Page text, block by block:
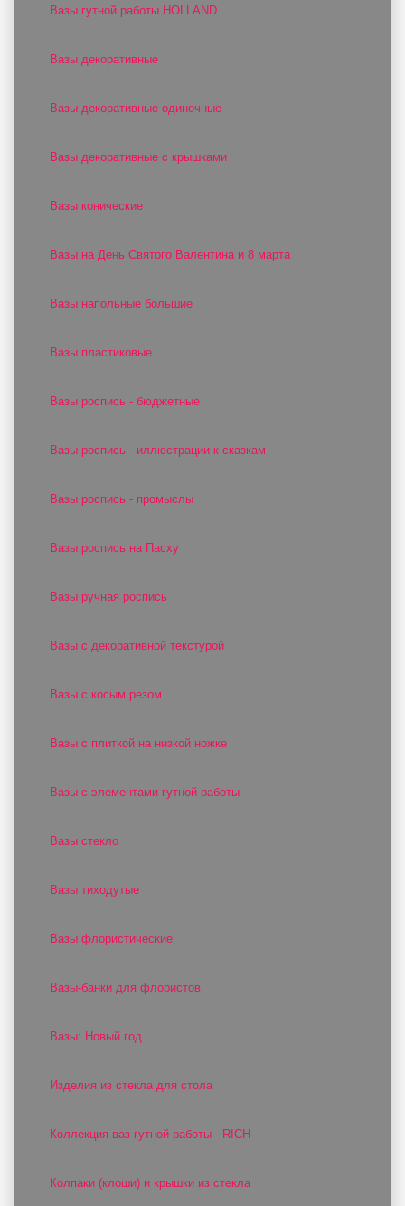
Вазы гутной работы HOLLAND
Вазы декоративные
Вазы декоративные одиночные
Вазы декоративные с крышками
Вазы конические
Вазы на День Святого Валентина и 8 марта
Вазы напольные большие
Вазы пластиковые
Вазы роспись - бюджетные
Вазы роспись - иллюстрации к сказкам
Вазы роспись - промыслы
Вазы роспись на Пасху
Вазы ручная роспись
Вазы с декоративной текстурой
Вазы с косым резом
Вазы с плиткой на низкой ножке
Вазы с элементами гутной работы
Вазы стекло
Вазы тиходутые
Вазы флористические
Вазы-банки для флористов
Вазы: Новый год
Изделия из стекла для стола
Коллекция ваз гутной работы - RICH
Колпаки (клоши) и крышки из стекла